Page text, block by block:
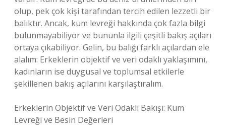
olup, pek çok kişi tarafından tercih edilen lezzetli bir
balıktır. Ancak, kum levreği hakkında çok fazla bilgi
bulunmayabiliyor ve bununla ilgili çeşitli bakış açıları
ortaya çıkabiliyor. Gelin, bu balığı farklı açılardan ele
alalım: Erkeklerin objektif ve veri odaklı yaklaşımını,
kadınların ise duygusal ve toplumsal etkilerle
şekillenen bakış açılarını karşılaştıralım.
Erkeklerin Objektif ve Veri Odaklı Bakışı: Kum
Levreği ve Besin Değerleri